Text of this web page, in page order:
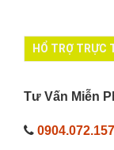
HỔ TRỢ TRỰC
Tư Vấn Miễn
0904.072.157